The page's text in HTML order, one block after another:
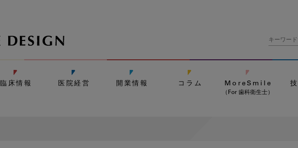
臨床情報 医院経営 開業情報 コラム MoreSmile
（For 歯科衛生士）